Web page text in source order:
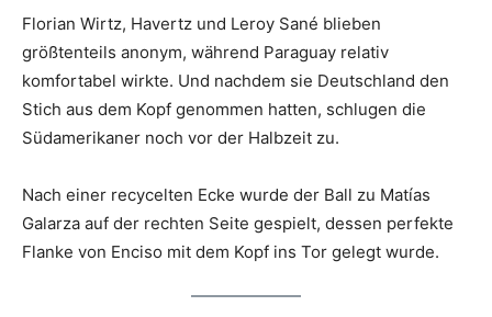
Florian Wirtz, Havertz und Leroy Sané blieben
größtenteils anonym, während Paraguay relativ
komfortabel wirkte. Und nachdem sie Deutschland den
Stich aus dem Kopf genommen hatten, schlugen die
Südamerikaner noch vor der Halbzeit zu.
Nach einer recycelten Ecke wurde der Ball zu Matías
Galarza auf der rechten Seite gespielt, dessen perfekte
Flanke von Enciso mit dem Kopf ins Tor gelegt wurde.